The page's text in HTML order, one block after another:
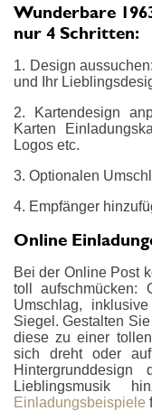
Wunderbare
nur 4 Schritten:
1. Design
und Ihr
2. Kartendesign
Karten
Logos etc.
3. Optionalen
4. Empfänger
Online
Bei der Online Post
toll aufschmücken:
Umschlag,
Siegel. Gestalten
diese zu einer
sich dreht oder
Lieblingsmusik
Einladungsbeispiele